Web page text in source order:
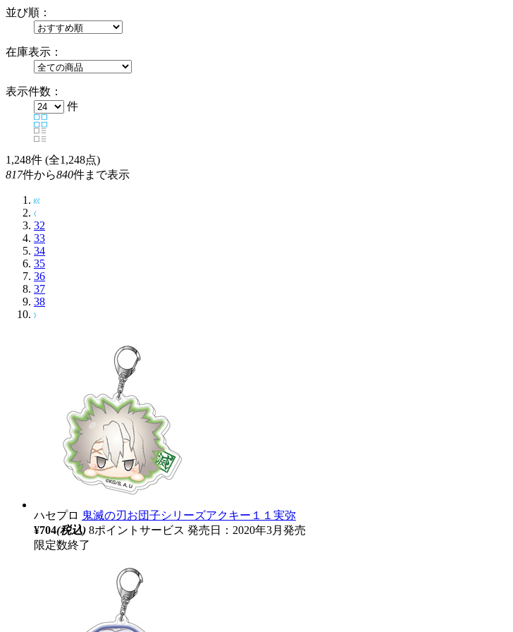
並び順：
在庫表示：
表示件数：
件
1,248件 (全1,248点)
817件から840件まで表示
32
33
34
35
36
37
38
ハセプロ 鬼滅の刃お団子シリーズアクキー１１実弥
¥704(税込) 8ポイントサービス 発売日：2020年3月発売
限定数終了